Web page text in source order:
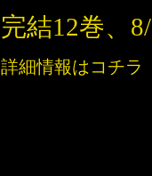
完結12巻、
詳細情報はコチラ